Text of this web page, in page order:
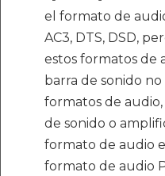
el formato de
AC3, DTS, DSD,
estos formatos de
barra de sonido
formatos de
de sonido o
formato de audio
formato de audio